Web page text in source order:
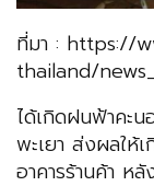
ที่มา : https://
thailand/
ได้เกิดฝนฟ้าคะ
พะเยา ส่งผลให้
อาคารร้านค้า ห